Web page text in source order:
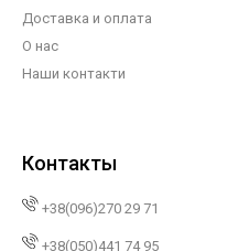
Доставка и оплата
О нас
Наши контакти
Контакты
+38(096)270 29 71
+38(050)441 74 95